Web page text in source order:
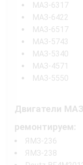
МАЗ-6317
МАЗ-6422
МАЗ-6517
МАЗ-5743
МАЗ-5340
МАЗ-4571
МАЗ-5550
Двигатели
ремонтируем:
ЯМЗ-236
ЯМЗ-238